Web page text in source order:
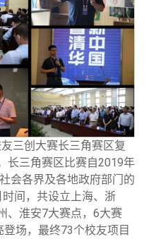
三创大赛长三角赛区复
长三角赛区比赛自2019年
会各界及各地政府部门的
间，共设立上海、浙
、淮安7大赛点，6大赛
场，最终73个校友项目